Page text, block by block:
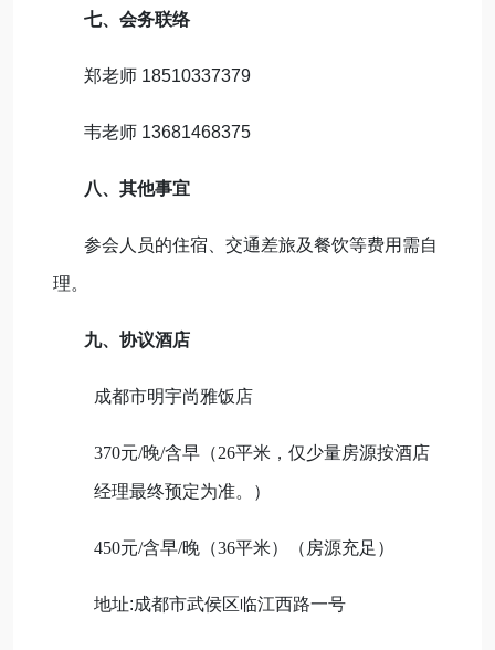
七、会务联络
郑老师 18510337379
韦老师 13681468375
八、其他事宜
参会人员的住宿、交通差旅及餐饮等费用需自
理。
九、协议酒店
成都市明宇尚雅饭店
370元/晚/含早（26平米，仅少量房源按酒店
经理最终预定为准。）
450元/含早/晚（36平米）（房源充足）
地址:成都市武侯区临江西路一号